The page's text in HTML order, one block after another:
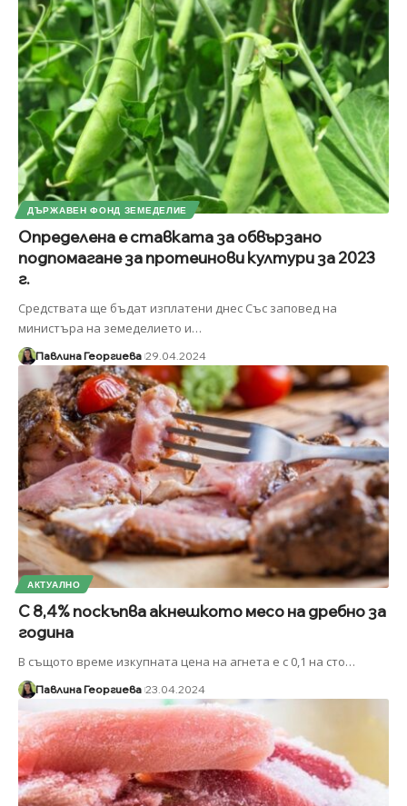
ДЪРЖАВЕН ФОНД ЗЕМЕДЕЛИЕ
Определена е ставката за обвързано
подпомагане за протеинови култури за 2023
г.
Средствата ще бъдат изплатени днес Със заповед на
министъра на земеделието и…
Павлина Георгиева 29.04.2024
АКТУАЛНО
С 8,4% поскъпва акнешкото месо на дребно за
година
В същото време изкупната цена на агнета е с 0,1 на сто…
Павлина Георгиева 23.04.2024